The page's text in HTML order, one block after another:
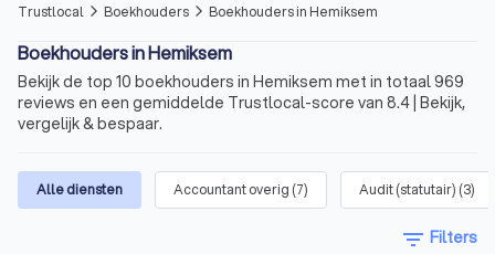
Trustlocal arrow_forward_ios Boekhouders arrow_forward_ios Boekhouders in Hemiksem
Boekhouders in Hemiksem
Bekijk de top 10 boekhouders in Hemiksem met in totaal 969
reviews en een gemiddelde Trustlocal-score van 8.4 | Bekijk,
vergelijk & bespaar.
Alle diensten Accountant overig (7) Audit (statutair) (3)
filter_list Filters